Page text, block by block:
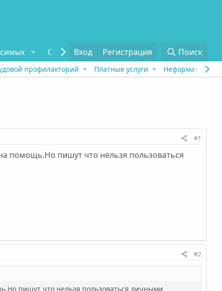
Статьи Отзывы О проекте
Вход Регистрация Поиск
профилакторий Платные услуги Неформат
#1
помощь.Но пишут что нельзя пользоваться
#2
пишут что нельзя пользоваться личными